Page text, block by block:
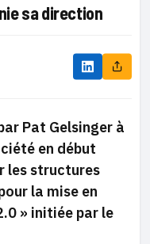
sa direction
Pat Gelsinger à
en début
les structures
la mise en
» initiée par le